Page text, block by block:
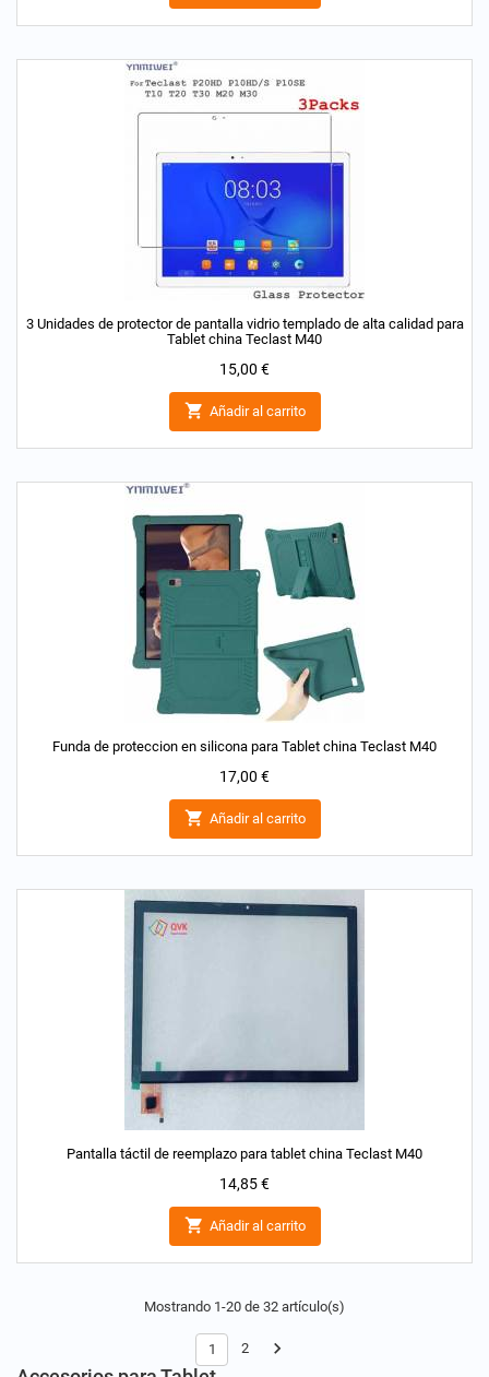
3 Unidades de protector de pantalla vidrio templado de alta calidad para
Tablet china Teclast M40
Precio
15,00 €
 Añadir al carrito
Funda de proteccion en silicona para Tablet china Teclast M40
Precio
17,00 €
 Añadir al carrito
Pantalla táctil de reemplazo para tablet china Teclast M40
Precio
14,85 €
 Añadir al carrito
Mostrando 1-20 de 32 artículo(s)
1 2 